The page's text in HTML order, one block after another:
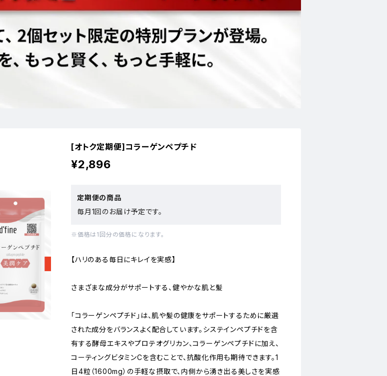
[オトク定期便]コラーゲンペプチド
¥2,896
定期便の商品
毎月1回のお届け予定です。
※価格は1回分の価格になります。
【ハリのある毎日にキレイを実感】
さまざまな成分がサポートする、健やかな肌と髪
「コラーゲンペプチド」は、肌や髪の健康をサポートするために厳選
された成分をバランスよく配合しています。システインペプチドを含
有する酵母エキスやプロテオグリカン、コラーゲンペプチドに加え、
コーティングビタミンCを含むことで、抗酸化作用も期待できます。1
日4粒（1600mg）の手軽な摂取で、内側から湧き出る美しさを実感